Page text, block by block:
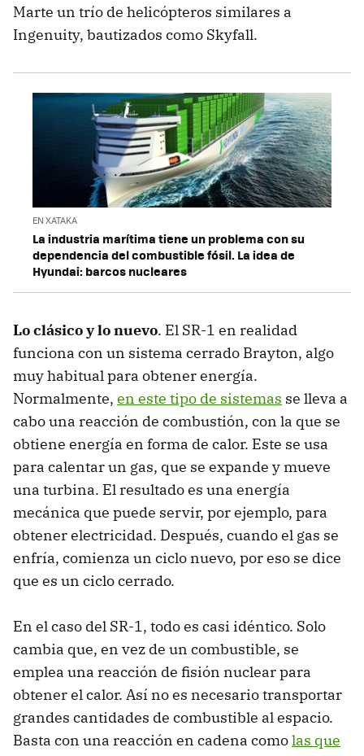
Marte un trío de helicópteros similares a
Ingenuity, bautizados como Skyfall.
EN XATAKA
La industria marítima tiene un problema con su
dependencia del combustible fósil. La idea de
Hyundai: barcos nucleares
Lo clásico y lo nuevo. El SR-1 en realidad
funciona con un sistema cerrado Brayton, algo
muy habitual para obtener energía.
Normalmente, en este tipo de sistemas se lleva a
cabo una reacción de combustión, con la que se
obtiene energía en forma de calor. Este se usa
para calentar un gas, que se expande y mueve
una turbina. El resultado es una energía
mecánica que puede servir, por ejemplo, para
obtener electricidad. Después, cuando el gas se
enfría, comienza un ciclo nuevo, por eso se dice
que es un ciclo cerrado.
En el caso del SR-1, todo es casi idéntico. Solo
cambia que, en vez de un combustible, se
emplea una reacción de fisión nuclear para
obtener el calor. Así no es necesario transportar
grandes cantidades de combustible al espacio.
Basta con una reacción en cadena comolas que